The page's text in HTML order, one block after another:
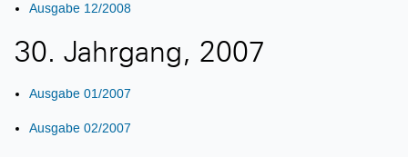
Ausgabe 12/2008
30. Jahrgang, 2007
Ausgabe 01/2007
Ausgabe 02/2007